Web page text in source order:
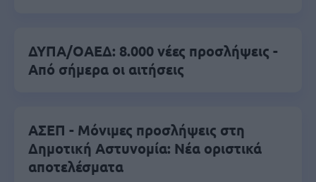
ΔΥΠΑ/ΟΑΕΔ: 8.000 νέες προσλήψεις -
Από σήμερα οι αιτήσεις
ΑΣΕΠ - Μόνιμες προσλήψεις στη
Δημοτική Αστυνομία: Νέα οριστικά
αποτελέσματα